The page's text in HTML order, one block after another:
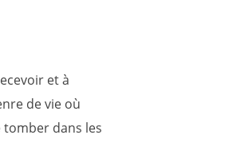
et à
de vie où
dans les